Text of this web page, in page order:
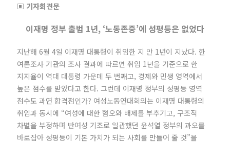
▣ 기자회견문
이재명 정부 출범 1년, ‘노동존중’에 성평등은 없었다
지난해 6월 4일 이재명 대통령이 취임한 지 만 1년이 지났다. 한
여론조사 기관의 조사 결과에 따르면 취임 1년을 기준으로 한
지지율이 역대 대통령 가운데 두 번째고, 경제와 민생 영역에서
높은 점수를 받았다고 한다. 그런데 이재명 정부의 성평등 영역
점수도 과연 합격점인가? 여성노동연대회의는 이재명 대통령의
취임과 동시에 “여성에 대한 혐오와 배제를 부추기고, 구조적
차별을 부정하며 반여성 기조로 일관했던 윤석열 정부의 과오를
바로잡아 성평등이 기본 가치가 되는 사회를 만들어 줄 것”을